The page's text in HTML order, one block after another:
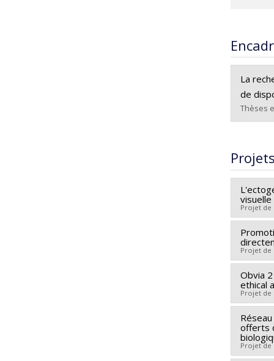
La
de
Thèses
Cycle :
Lien
Projet de
Co-
Projet de
Obvia
ethical
Projet de
offerts
Projet de